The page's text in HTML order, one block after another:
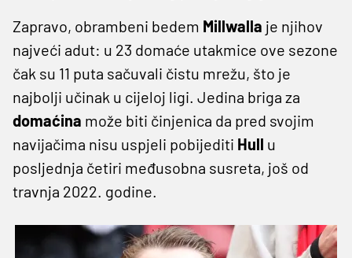
Zapravo, obrambeni bedem Millwalla je njihov
najveći adut: u 23 domaće utakmice ove sezone
čak su 11 puta sačuvali čistu mrežu, što je
najbolji učinak u cijeloj ligi. Jedina briga za
domaćina može biti činjenica da pred svojim
navijačima nisu uspjeli pobijediti Hull u
posljednja četiri međusobna susreta, još od
travnja 2022. godine.